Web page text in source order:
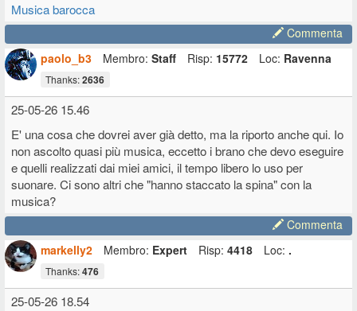
Musica barocca
Commenta
paolo_b3
Membro: Staff Risp: 15772 Loc: Ravenna
Thanks:2636
25-05-26 15.46
E' una cosa che dovrei aver già detto, ma la riporto anche qui. Io
non ascolto quasi più musica, eccetto i brano che devo eseguire
e quelli realizzati dai miei amici, il tempo libero lo uso per
suonare. Ci sono altri che "hanno staccato la spina" con la
musica?
Commenta
markelly2
Membro: Expert Risp: 4418 Loc: .
Thanks:476
25-05-26 18.54